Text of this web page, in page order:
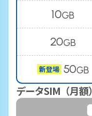
10GB
20GB
新登場 50GB
データSIM（月額）